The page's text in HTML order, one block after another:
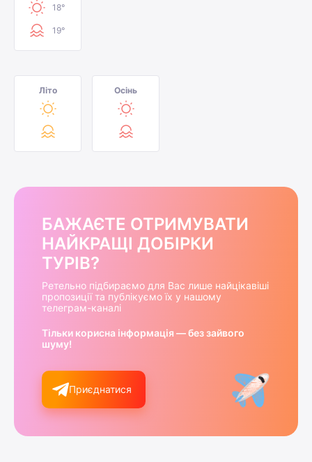
18°
19°
Літо Осінь
БАЖАЄТЕ ОТРИМУВАТИ
НАЙКРАЩІ ДОБІРКИ
ТУРІВ?
Ретельно підбираємо для Вас лише найцікавіші
пропозиції та публікуємо їх у нашому
телеграм-каналі
Тільки корисна інформація — без зайвого
шуму!
Приєднатися